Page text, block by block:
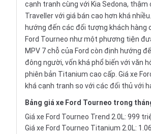
cạnh tranh cùng với Kia Sedona, thậm
Traveller với giá bán cao hơn khá
hướng đến các đối tượng khách hàng
Ford Tourneo như một phương tiện
MPV 7 chỗ của Ford còn định hướng
đông người, vốn khá phổ biến với văn
phiên bản Titanium cao cấp. Giá xe
khá cạnh tranh so với các đối thủ với
Bảng giá xe Ford Tourneo trong
Giá xe Ford Tourneo Trend 2.0L: 999
Giá xe Ford Tourneo Titanium 2.0L: